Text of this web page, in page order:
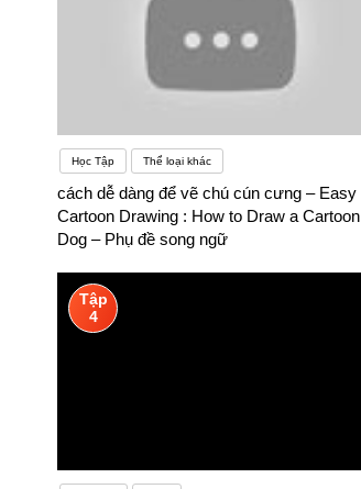
Học Tập Thể loại khác
cách dễ dàng để vẽ chú cún cưng – Easy
Cartoon Drawing : How to Draw a Cartoon
Dog – Phụ đề song ngữ
Tập
4